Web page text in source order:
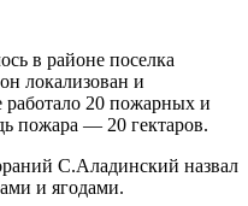
в районе поселка
локализован и
работало 20 пожарных и
пожара — 20 гектаров.
С.Аладинский назвал
и ягодами.